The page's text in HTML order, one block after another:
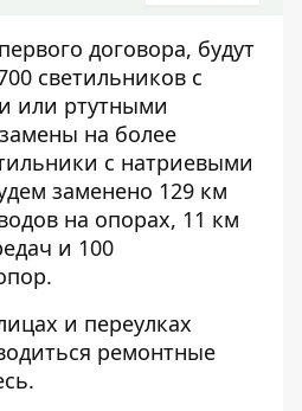
первого договора, будут
светильников с
или ртутными
на более
с натриевыми
заменено 129 км
на опорах, 11 км
и 100
и переулках
ремонтные
.